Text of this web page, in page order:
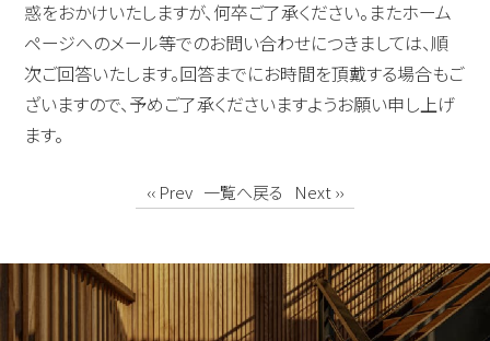
惑をおかけいたしますが、何卒ご了承ください。またホーム
ページへのメール等でのお問い合わせにつきましては、順
次ご回答いたします。回答までにお時間を頂戴する場合もご
ざいますので、予めご了承くださいますようお願い申し上げ
ます。
‹‹ Prev 一覧へ戻る Next ››